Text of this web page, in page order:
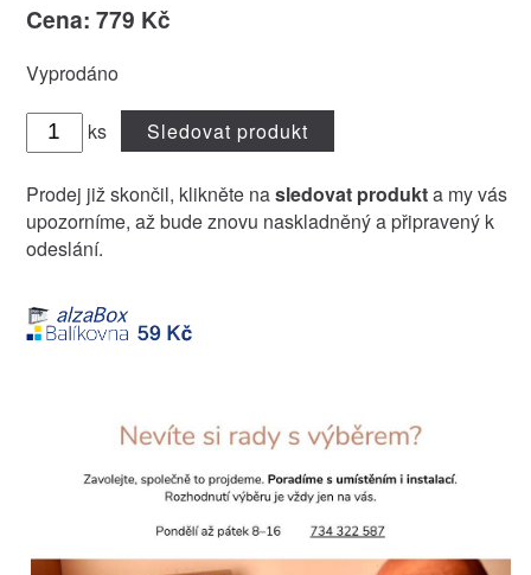
Cena: 779 Kč
Vyprodáno
ks Sledovat produkt
Prodej již skončil, klikněte nasledovat produkta my vás
upozorníme, až bude znovu naskladněný a připravený k
odeslání.